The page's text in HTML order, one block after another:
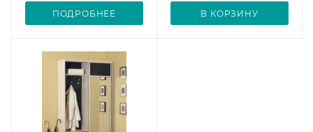
ПОДРОБНЕЕ В КОРЗИНУ